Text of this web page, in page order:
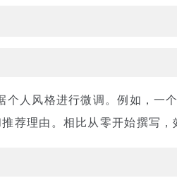
人风格进行微调。例如，一
荐理由。相比从零开始撰写，